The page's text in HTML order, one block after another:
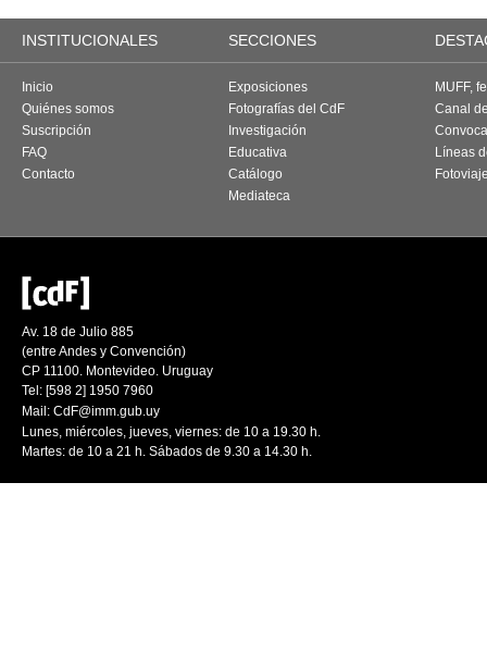
INSTITUCIONALES SECCIONES
Inicio
Quiénes somos
Suscripción
FAQ
Contacto
Exposiciones
Fotografías del CdF
Investigación
Educativa
Catálogo
Mediateca
MUFF,
Canal
Líneas
Av. 18 de Julio 885
(entre Andes y Convención)
CP 11100. Montevideo. Uruguay
Tel: [598 2] 1950 7960
Mail: CdF@imm.gub.uy
Lunes, miércoles, jueves, viernes: de 10 a 19.30 h.
Martes: de 10 a 21 h. Sábados de 9.30 a 14.30 h.